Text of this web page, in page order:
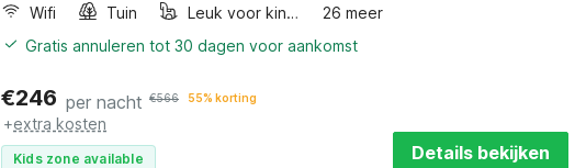
Wifi
Tuin Leuk voor kinderen
26 meer
Gratis annuleren tot 30 dagen voor aankomst
€246 per nacht €566 55% korting
+extra kosten
Kids zone available Details bekijken